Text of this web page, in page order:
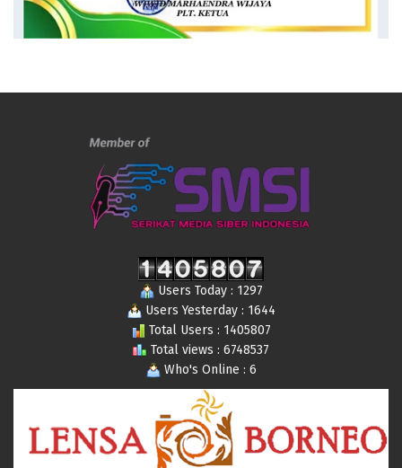
Users Today : 1297
Users Yesterday : 1644
Total Users : 1405807
Total views : 6748537
Who's Online : 6